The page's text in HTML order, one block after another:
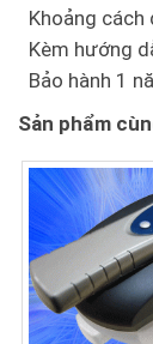
Khoảng cách
Kèm hướng
Bảo hành 1
Sản phẩm